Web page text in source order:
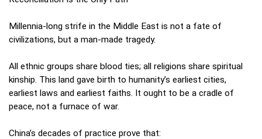
Millennia‑long strife in the Middle East is not a fate of
civilizations, but a man‑made tragedy.
All ethnic groups share blood ties; all religions share spiritual
kinship. This land gave birth to humanity’s earliest cities,
earliest laws and earliest faiths. It ought to be a cradle of
peace, not a furnace of war.
China’s decades of practice prove that: